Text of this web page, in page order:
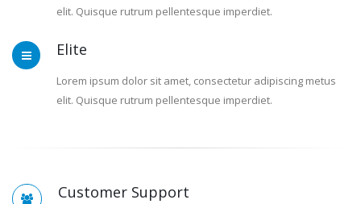
elit. Quisque rutrum pellentesque imperdiet.
Elite
Lorem ipsum dolor sit amet, consectetur adipiscing metus
elit. Quisque rutrum pellentesque imperdiet.
Customer Support